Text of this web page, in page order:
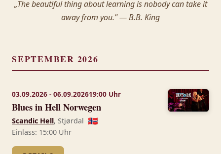
„The beautiful thing about learning is nobody can take it
away from you." — B.B. King
SEPTEMBER 2026
03.09.2026 - 06.09.202619:00 Uhr
Blues in Hell Norwegen
Scandic Hell, Stjørdal 🇳🇴
Einlass: 15:00 Uhr